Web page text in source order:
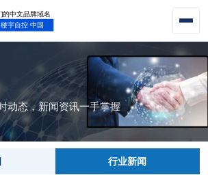
动态，新闻资讯一手掌握
行业新闻